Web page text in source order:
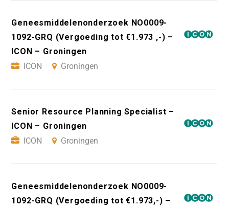
Geneesmiddelenonderzoek NO0009-
1092-GRQ (Vergoeding tot €1.973 ,-) –
ICON – Groningen
ICON
Groningen
Senior Resource Planning Specialist –
ICON – Groningen
ICON
Groningen
Geneesmiddelenonderzoek NO0009-
1092-GRQ (Vergoeding tot €1.973,-) –